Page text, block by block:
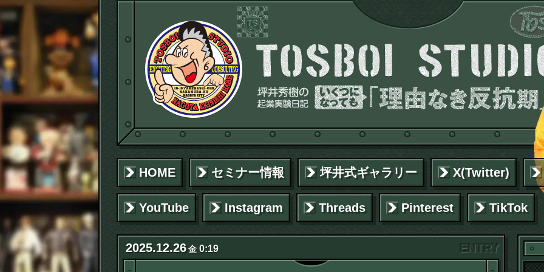
HOME セミナー情報 坪井式ギャラリー X(Twitter)
YouTube Instagram Threads Pinterest TikTok
2025.12.26金0:19